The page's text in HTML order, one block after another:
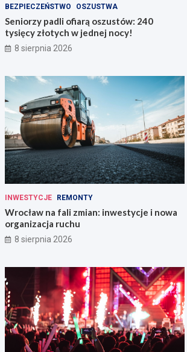
BEZPIECZEŃSTWO OSZUSTWA
Seniorzy padli ofiarą oszustów: 240
tysięcy złotych w jednej nocy!
8 sierpnia 2026
INWESTYCJE REMONTY
Wrocław na fali zmian: inwestycje i nowa
organizacja ruchu
8 sierpnia 2026